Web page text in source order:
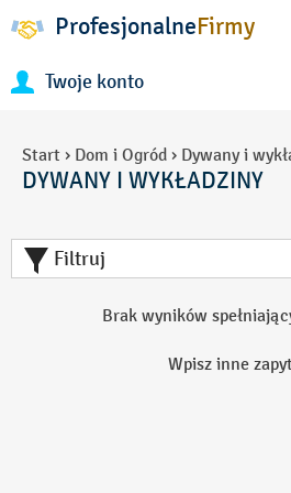
ProfesjonalneFirmy
Twoje konto
Start › Dom i Ogród › Dywany i
DYWANY I WYKŁADZINY
Filtruj
Brak wyników
Wpisz inne